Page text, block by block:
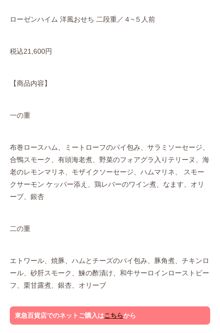
ローゼンハイム 洋風おせち 二段重／４~５人前
税込21,600円
【商品内容】
一の重
布巻ロースハム、ミートローフのパイ包み、サラミソーセージ、
合鴨スモーク、有頭海老煮、野菜のフォアグラ入りテリーヌ、海
老のレモンマリネ、モザイクソーセージ、ハムマリネ、 スモー
クサーモン ケッパー添え、鶏レバーのワイン煮、なます、オリ
ーブ、銀杏
二の重
エトワール、焼豚、ハムとチーズのパイ包み、豚角煮、チキンロ
ール、砂肝スモーク、鰊の酢漬け、和牛サーロインローストビー
フ、栗甘露煮、銀杏、オリーブ
東急百貨店でのネットご購入はこちらから